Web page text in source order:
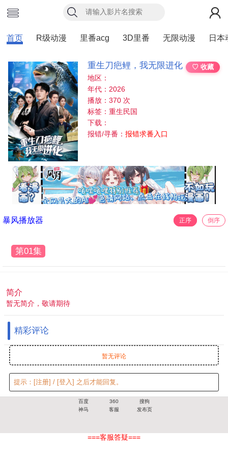
首页 R级动漫 里番acg 3D里番 无限动漫 日本
重生刀疤鲤，我无限进化
♡ 收藏
地区：
年代：2026
播放：370 次
标签：重生民国
下载：
报错/寻番：报错求番入口
暴风播放器 正序 倒序
第01集
简介
暂无简介，敬请期待
精彩评论
暂无评论
提示： [注册] / [登入] 之后才能回复。
百度 360
搜狗
神马
客服 发布页
===客服答疑===